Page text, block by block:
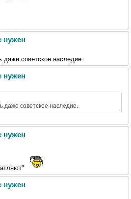
нужен
советское наследие.
нужен
даже советское наследие.
нужен
нужен